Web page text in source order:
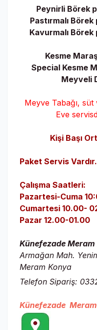
Peynirli Börek
Pastırmalı
Kavurmalı
Kesme
Special Kesme
Meyveli
Meyve Tabağı, süt
Eve
Kişi Başı
Paket Servis Vardır.
Çalışma Saatleri:
Pazartesi-Cuma
Cumartesi 10.00-
Pazar 12.00-01.00
Künefezade
Armağan Mah.
Meram Konya
Telefon Sipariş:
Künefezade